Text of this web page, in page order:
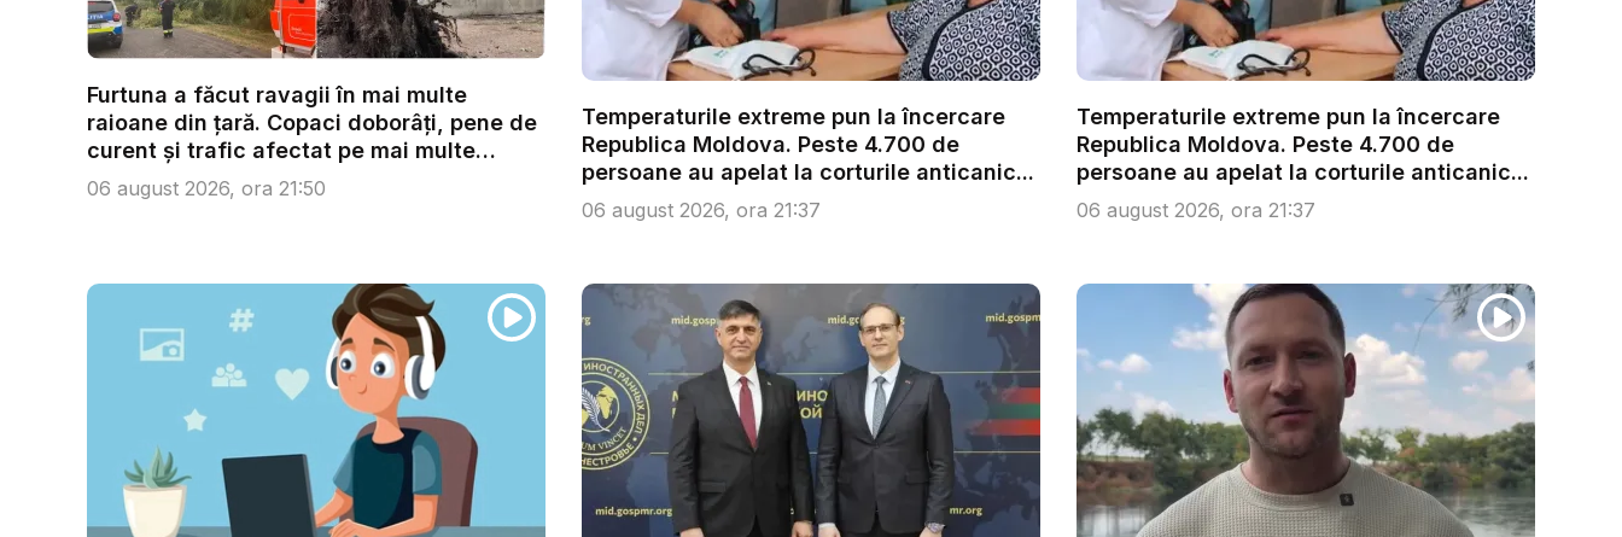
Furtuna a făcut ravagii în mai multe
raioane din țară. Copaci doborâți, pene de
curent și trafic afectat pe mai multe
trase...
06 august 2026, ora 21:50
Temperaturile extreme pun la încercare
Republica Moldova. Peste 4.700 de
persoane au apelat la corturile anticanic...
06 august 2026, ora 21:37
Temperaturile extreme pun la încercare
Republica Moldova. Peste 4.700 de
persoane au apelat la corturile anticanic...
06 august 2026, ora 21:37